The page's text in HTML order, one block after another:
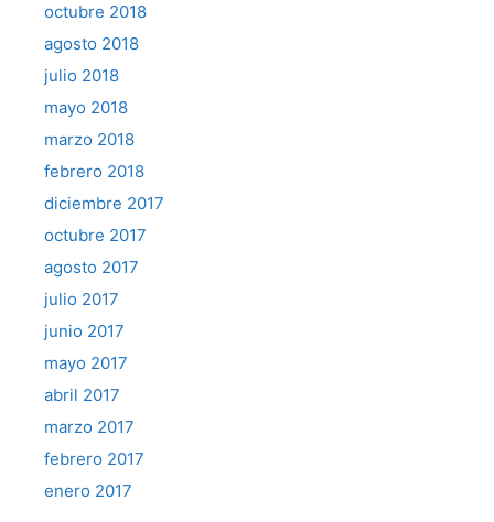
octubre 2018
agosto 2018
julio 2018
mayo 2018
marzo 2018
febrero 2018
diciembre 2017
octubre 2017
agosto 2017
julio 2017
junio 2017
mayo 2017
abril 2017
marzo 2017
febrero 2017
enero 2017